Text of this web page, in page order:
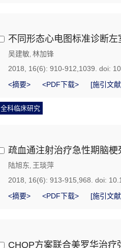
不同形态心电图标准诊断左
吴建敏, 林加锋
2018, 16(6): 910-912,1039. doi:
<摘要>
<PDF下载> [施引文
全科临床研究
疏血通注射治疗急性期脑
陆旭东, 王琰萍
2018, 16(6): 913-915,968. doi:
<摘要>
<PDF下载> [施引文
CHOP方案联合美罗华治